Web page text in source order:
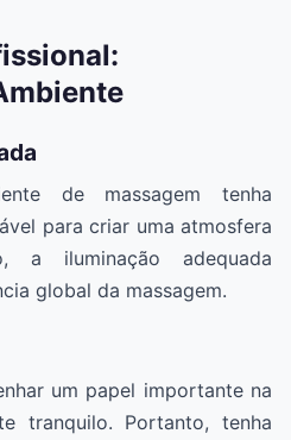
de massagem tenha
para criar uma atmosfera
a iluminação adequada
global da massagem.
um papel importante na
tranquilo. Portanto, tenha